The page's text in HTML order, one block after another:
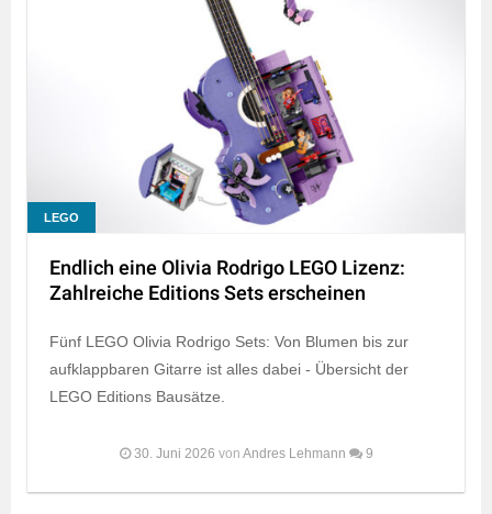
LEGO
Endlich eine Olivia Rodrigo LEGO Lizenz:
Zahlreiche Editions Sets erscheinen
Fünf LEGO Olivia Rodrigo Sets: Von Blumen bis zur
aufklappbaren Gitarre ist alles dabei - Übersicht der
LEGO Editions Bausätze.
30. Juni 2026 von Andres Lehmann 9